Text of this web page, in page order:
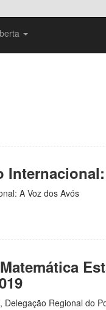
A Voz dos Avós
Regional do